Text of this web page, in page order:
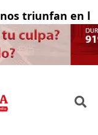
triunfan en la